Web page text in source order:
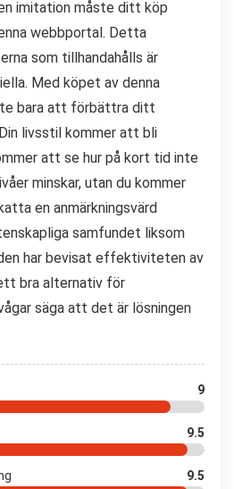
imitation måste ditt köp
webbportal. Detta
som tillhandahålls är
Med köpet av denna
bara att förbättra ditt
livsstil kommer att bli
att se hur på kort tid inte
minskar, utan du kommer
en anmärkningsvärd
samfundet liksom
har bevisat effektiviteten av
bra alternativ för
säga att det är lösningen
9
9.5
9.5